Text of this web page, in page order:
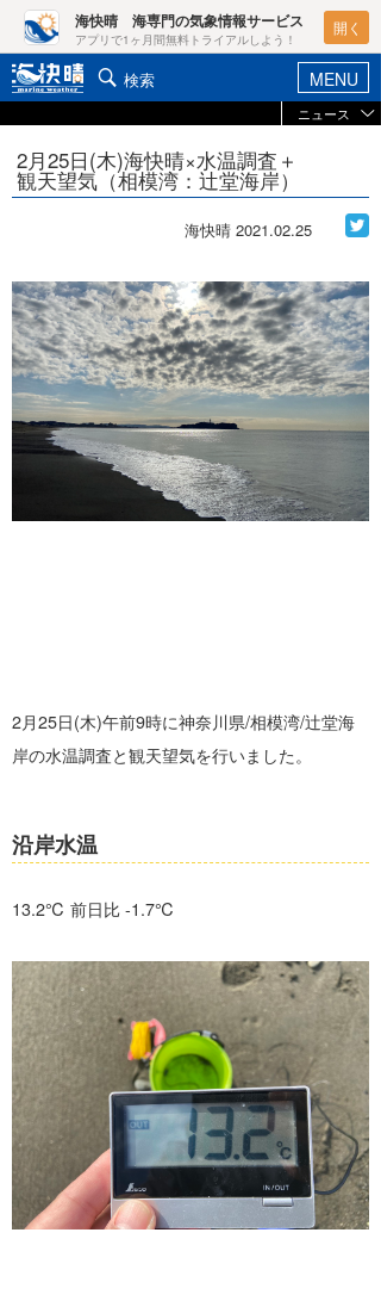
海快晴 海専門の気象情報サービス
アプリで1ヶ月間無料トライアルしよう！
開く
検索 MENU
ヘルプ&サポート マイホーム
ログイン
天気予報・概況
週間予報/天気図/他
ニュース
会員メニュー
2月25日(木)海快晴×水温調査＋
観天望気（相模湾：辻堂海岸）
海快晴 2021.02.25
2月25日(木)午前9時に神奈川県/相模湾/辻堂海
岸の水温調査と観天望気を行いました。
沿岸水温
13.2℃ 前日比 -1.7℃
ニュース
お知らせ
コラム
ライター/寄稿メディア
海快晴
海快晴スタッフ